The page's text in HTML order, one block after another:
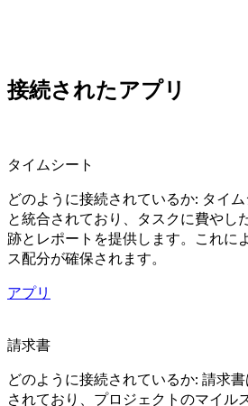
接続されたアプリ
タイムシート
どのように接続されているか: タイ
と統合されており、タスクに費やし
跡とレポートを提供します。これに
ス配分が確保されます。
アプリ
請求書
どのように接続されているか: 請求
されており、プロジェクトのマイル